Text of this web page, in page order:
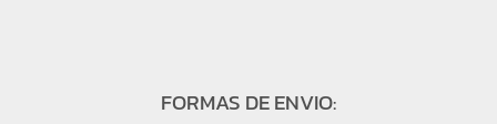
FORMAS DE ENVIO: